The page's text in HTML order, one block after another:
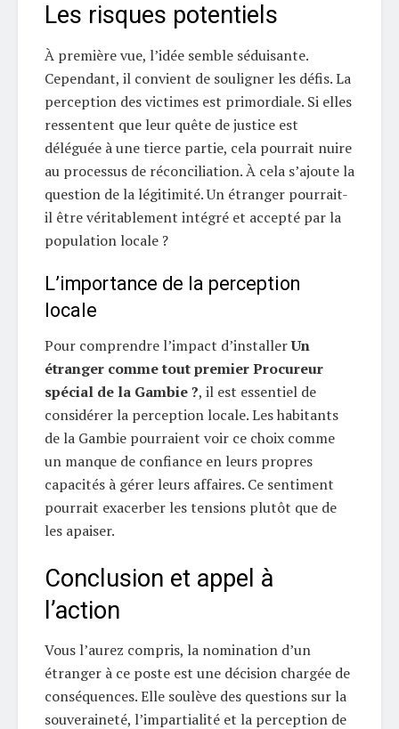
Les risques potentiels
À première vue, l’idée semble séduisante.
Cependant, il convient de souligner les défis. La
perception des victimes est primordiale. Si elles
ressentent que leur quête de justice est
déléguée à une tierce partie, cela pourrait nuire
au processus de réconciliation. À cela s’ajoute la
question de la légitimité. Un étranger pourrait-
il être véritablement intégré et accepté par la
population locale ?
L’importance de la perception
locale
Pour comprendre l’impact d’installerUn
étranger comme tout premier Procureur
spécial de la Gambie ?, il est essentiel de
considérer la perception locale. Les habitants
de la Gambie pourraient voir ce choix comme
un manque de confiance en leurs propres
capacités à gérer leurs affaires. Ce sentiment
pourrait exacerber les tensions plutôt que de
les apaiser.
Conclusion et appel à
l’action
Vous l’aurez compris, la nomination d’un
étranger à ce poste est une décision chargée de
conséquences. Elle soulève des questions sur la
souveraineté, l’impartialité et la perception de